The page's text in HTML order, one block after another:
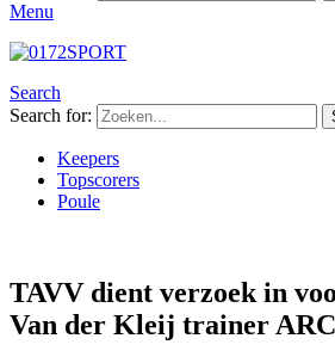
Menu
Search
Search for:
Keepers
Topscorers
Poule
TAVV dient verzoek in
Van der Kleij trainer